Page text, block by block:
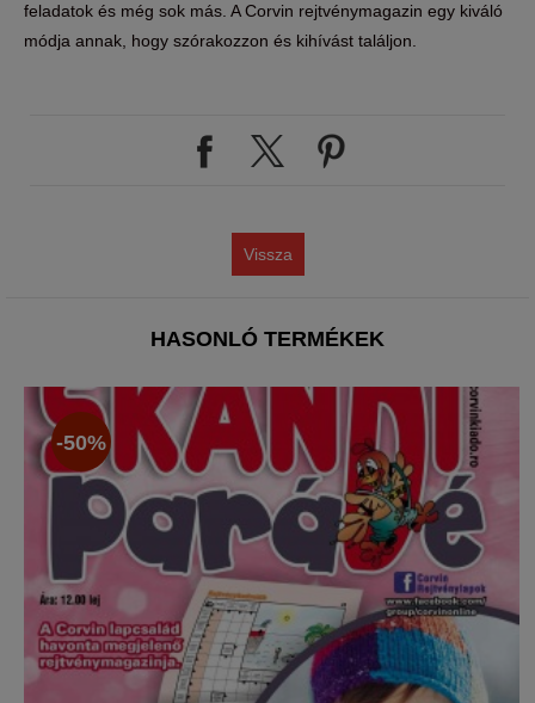
feladatok és még sok más. A Corvin rejtvénymagazin egy kiváló
módja annak, hogy szórakozzon és kihívást találjon.
Vissza
HASONLÓ TERMÉKEK
-50%